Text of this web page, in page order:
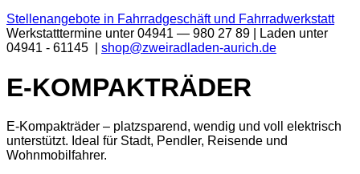
Stellenangebote in Fahrradgeschäft und Fahrradwerkstatt
Werkstatttermine unter 04941 — 980 27 89 | Laden unter
04941 - 61145 | shop@zweiradladen-aurich.de
E-KOMPAKTRÄDER
E‑Kompakträder – platzs­parend, wendig und voll elek­trisch
unter­stützt. Ide­al für Stadt, Pendler, Reisende und
Wohnmobilfahrer.